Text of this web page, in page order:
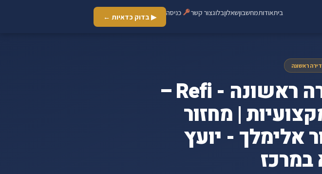
ביתאודותמחשבוןשאלוןבלוגצור קשר כניסה ▶ בדוק כדאיות ←
ראשונה
ארכיון אחוז מימון דירה ראשונה - Refi –
| מחזור
אלימלך - יועץ